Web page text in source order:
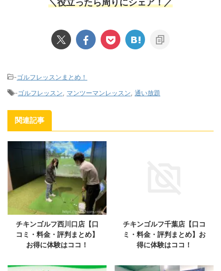
-ゴルフレッスンまとめ！
-ゴルフレッスン マンツーマンレッスン 通い放題
関連記事
チキンゴルフ西川口店【口
コミ・料金・評判まとめ】
お得に体験はココ！
チキンゴルフ千葉店【口コ
ミ・料金・評判まとめ】お
得に体験はココ！